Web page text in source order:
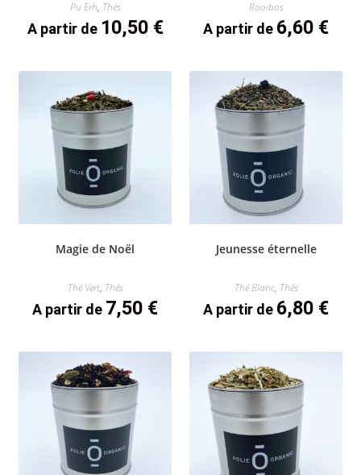
Pu Erh, Thés
A partir de 10,50 €
Rooibos
A partir de 6,60 €
Magie de Noël
Thé Vert, Thés
A partir de 7,50 €
Jeunesse éternelle
Thé Blanc, Thés
A partir de 6,80 €